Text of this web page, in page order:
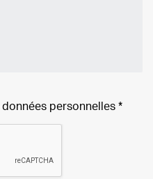
données personnelles *